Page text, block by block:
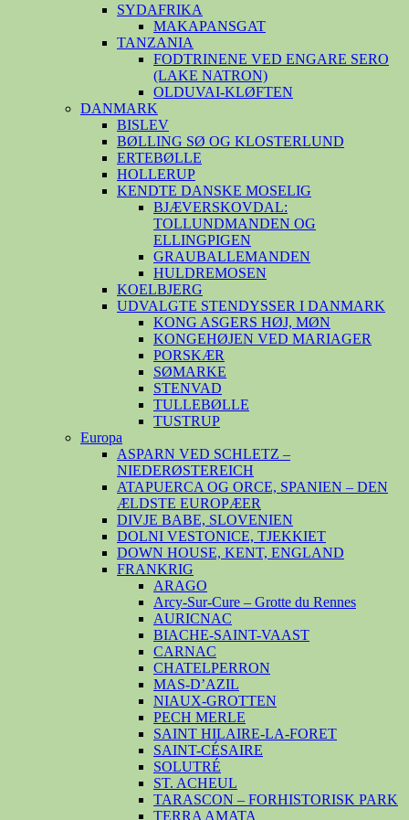
SYDAFRIKA
MAKAPANSGAT
TANZANIA
FODTRINENE VED ENGARE SERO
(LAKE NATRON)
OLDUVAI-KLØFTEN
DANMARK
BISLEV
BØLLING SØ OG KLOSTERLUND
ERTEBØLLE
HOLLERUP
KENDTE DANSKE MOSELIG
BJÆVERSKOVDAL:
TOLLUNDMANDEN OG
ELLINGPIGEN
GRAUBALLEMANDEN
HULDREMOSEN
KOELBJERG
UDVALGTE STENDYSSER I DANMARK
KONG ASGERS HØJ, MØN
KONGEHØJEN VED MARIAGER
PORSKÆR
SØMARKE
STENVAD
TULLEBØLLE
TUSTRUP
Europa
ASPARN VED SCHLETZ –
NIEDERØSTEREICH
ATAPUERCA OG ORCE, SPANIEN – DEN
ÆLDSTE EUROPÆER
DIVJE BABE, SLOVENIEN
DOLNI VESTONICE, TJEKKIET
DOWN HOUSE, KENT, ENGLAND
FRANKRIG
ARAGO
Arcy-Sur-Cure – Grotte du Rennes
AURICNAC
BIACHE-SAINT-VAAST
CARNAC
CHATELPERRON
MAS-D’AZIL
NIAUX-GROTTEN
PECH MERLE
SAINT HILAIRE-LA-FORET
SAINT-CÉSAIRE
SOLUTRÉ
ST. ACHEUL
TARASCON – FORHISTORISK PARK
TERRA AMATA